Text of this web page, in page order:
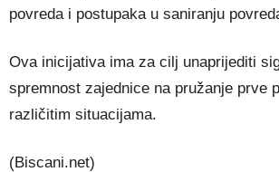
povreda i postupaka u saniranju
Ova inicijativa ima za cilj unaprijediti
spremnost zajednice na pružanje prve
različitim situacijama.
(Biscani.net)